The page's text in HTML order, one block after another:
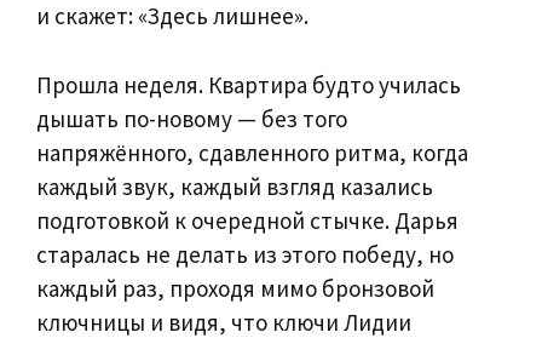
и скажет: «Здесь лишнее».
Прошла неделя. Квартира будто училась
дышать по-новому — без того
напряжённого, сдавленного ритма, когда
каждый звук, каждый взгляд казались
подготовкой к очередной стычке. Дарья
старалась не делать из этого победу, но
каждый раз, проходя мимо бронзовой
ключницы и видя, что ключи Лидии